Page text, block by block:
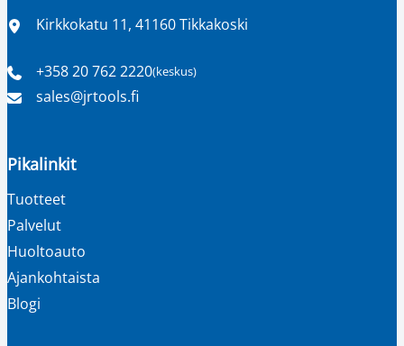
Sijainti
Kirkkokatu 11, 41160 Tikkakoski
Puhelinnumero
+358 20 762 2220(keskus)
Sähköpostiosoite
sales​@jrtools.fi
Pikalinkit
Tuotteet
Palvelut
Huoltoauto
Ajankohtaista
Blogi